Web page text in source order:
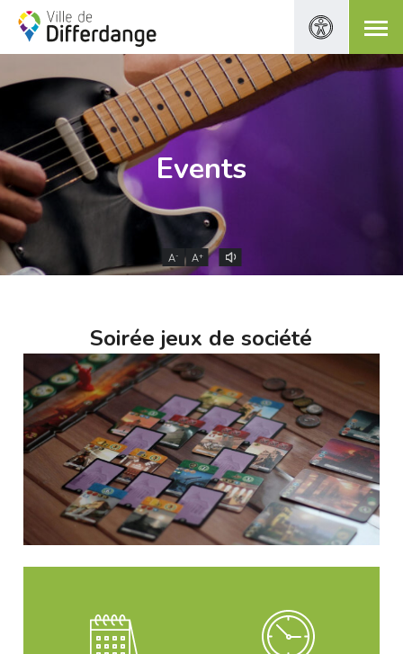
Events
A- A+
Soirée jeux de société